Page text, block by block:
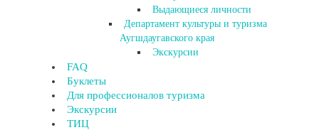
Выдающиеся личности
Департамент культуры и туризма
Аугшдаугавского края
Экскурсии
FAQ
Буклеты
Для профессионалов туризма
Экскурсии
ТИЦ